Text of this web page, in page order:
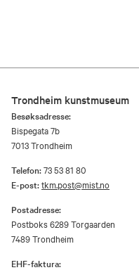
Trondheim kunstmuseum
Besøksadresse:
Bispegata 7b
7013 Trondheim
Telefon:73 53 81 80
E-post:tkm.post@mist.no
Postadresse:
Postboks 6289 Torgaarden
7489 Trondheim
EHF-faktura: